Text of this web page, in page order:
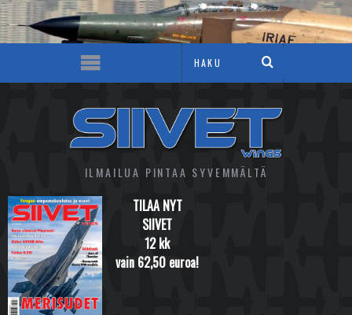
ILMAILUA PINTAA SYVEMMÄLTÄ
TILAA NYT
SIIVET
12 kk
vain 62,50 euroa!